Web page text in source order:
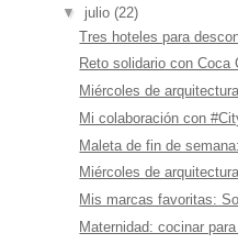
▼ julio (22)
Tres hoteles para
Reto solidario con Coca
Miércoles de
Mi colaboración con
Maleta de fin de
Miércoles de
Mis marcas favoritas:
Maternidad: cocinar